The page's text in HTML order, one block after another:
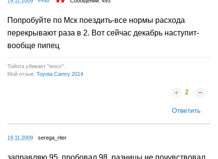
Попробуйте по Мск поездить-все нормы расхода
перекрывают раза в 2. Вот сейчас декабрь наступит-
вообще пипец
Тойота убивает "мосх".
Мой отзыв: Toyota Camry 2014
2
Ответить
19.11.2009 serega_riter
заправляю 95, пробовал 98, разницы не почувствовал.